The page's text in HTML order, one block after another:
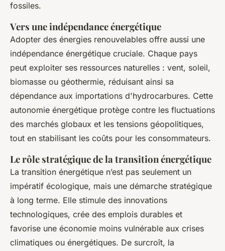
fossiles.
Vers une indépendance énergétique
Adopter des énergies renouvelables offre aussi une
indépendance énergétique cruciale. Chaque pays
peut exploiter ses ressources naturelles : vent, soleil,
biomasse ou géothermie, réduisant ainsi sa
dépendance aux importations d'hydrocarbures. Cette
autonomie énergétique protège contre les fluctuations
des marchés globaux et les tensions géopolitiques,
tout en stabilisant les coûts pour les consommateurs.
Le rôle stratégique de la transition énergétique
La transition énergétique n’est pas seulement un
impératif écologique, mais une démarche stratégique
à long terme. Elle stimule des innovations
technologiques, crée des emplois durables et
favorise une économie moins vulnérable aux crises
climatiques ou énergétiques. De surcroît, la